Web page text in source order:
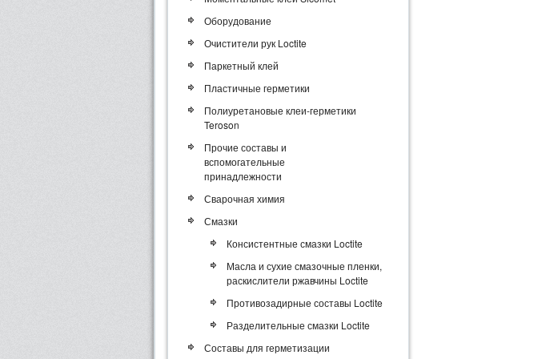
Оборудование
Очистители рук Loctite
Паркетный клей
Пластичные герметики
Полиуретановые клеи-герметики
Teroson
Прочие составы и
вспомогательные
принадлежности
Сварочная химия
Смазки
Консистентные смазки Loctite
Масла и сухие смазочные пленки,
раскислители ржавчины Loctite
Противозадирные составы Loctite
Разделительные смазки Loctite
Составы для герметизации